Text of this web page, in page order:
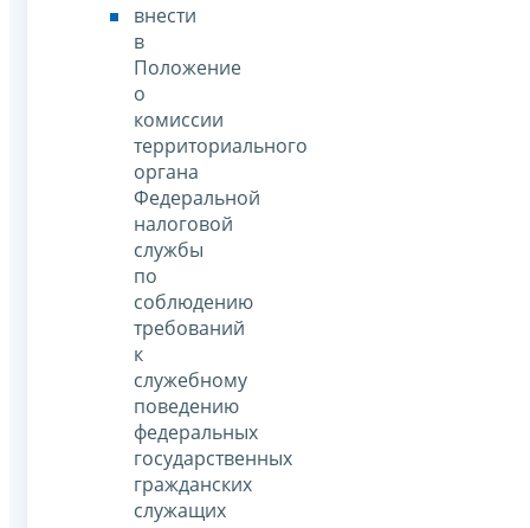
внести
в
Положение
о
комиссии
территориального
органа
Федеральной
налоговой
службы
по
соблюдению
требований
к
служебному
поведению
федеральных
государственных
гражданских
служащих